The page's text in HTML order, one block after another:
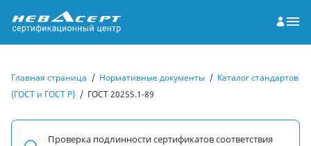
Главная страница / Нормативные документы / Каталог стандартов
(ГОСТ и ГОСТ Р) / ГОСТ 20255.1-89
Проверка подлинности сертификатов соответствия